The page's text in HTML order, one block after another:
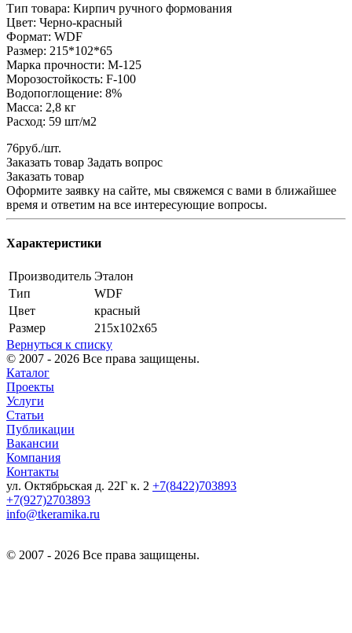
Тип товара: Кирпич ручного формования
Цвет: Черно-красный
Формат: WDF
Размер: 215*102*65
Марка прочности: М-125
Морозостойкость: F-100
Водопоглощение: 8%
Масса: 2,8 кг
Расход: 59 шт/м2
76руб./шт.
Заказать товар Задать вопрос
Заказать товар
Оформите заявку на сайте, мы свяжемся с вами в ближайшее
время и ответим на все интересующие вопросы.
Характеристики
Производитель Эталон
Тип
WDF
Цвет
красный
Размер
215х102х65
Вернуться к списку
© 2007 - 2026 Все права защищены.
Каталог
Проекты
Услуги
Статьи
Публикации
Вакансии
Компания
Контакты
ул. Октябрьская д. 22Г к. 2 +7(8422)703893
+7(927)2703893
info@tkeramika.ru
© 2007 - 2026 Все права защищены.